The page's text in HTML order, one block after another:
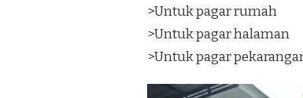
>Untuk pagar rumah
>Untuk pagar halaman
>Untuk pagar